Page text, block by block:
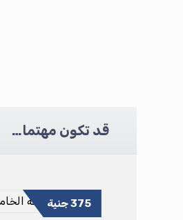
قد تكون مهتما…
375جنية